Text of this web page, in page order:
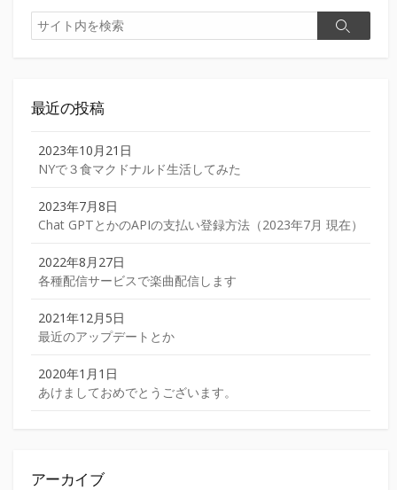
検
索
検
最近の投稿
2023年10月21日
NYで３食マクドナルド生活してみた
2023年7月8日
Chat GPTとかのAPIの支払い登録方法（2023年7月 現在）
2022年8月27日
各種配信サービスで楽曲配信します
2021年12月5日
最近のアップデートとか
2020年1月1日
あけましておめでとうございます。
アーカイブ